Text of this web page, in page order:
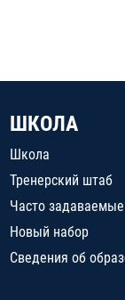
ШКОЛА
Школа
Тренерский штаб
Часто
Новый набор
Сведения об